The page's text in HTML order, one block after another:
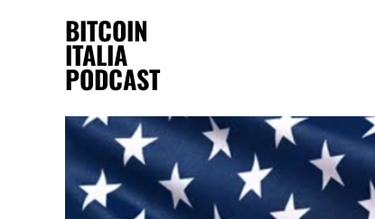
BITCOIN
ITALIA
PODCAST